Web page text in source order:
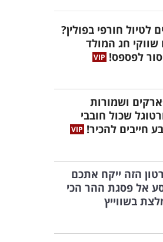
לטיול חורפי בפולין?
שווקי חג המולד
לפספס!
ושמורות
שכול חובבי
חייבים להכיר!
הזה ייקח אתכם
אל פסגת ההר הכי
בשווייץ